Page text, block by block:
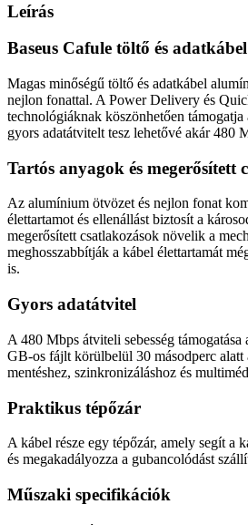
Leírás
Baseus Cafule töltő és adatkábel
Magas minőségű töltő és adatkábel
nejlon fonattal. A Power Delivery és
technológiáknak köszönhetően
gyors adatátvitelt tesz lehetővé akár 480
Tartós anyagok és megerősített
Az alumínium ötvözet és nejlon fonat
élettartamot és ellenállást biztosít a
megerősített csatlakozások növelik a
meghosszabbítják a kábel élettartamát
is.
Gyors adatátvitel
A 480 Mbps átviteli sebesség
GB-os fájlt körülbelül 30 másodperc alatt
mentéshez, szinkronizáláshoz és
Praktikus tépőzár
A kábel része egy tépőzár, amely segít a
és megakadályozza a gubancolódást
Műszaki specifikációk